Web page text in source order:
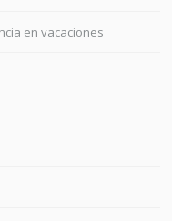
en vacaciones